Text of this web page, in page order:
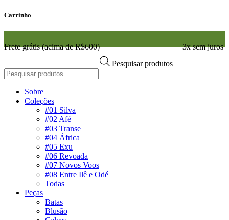
Carrinho
Frete grátis (acima de R$600)
3x sem juros
Pesquisar produtos
Sobre
Coleções
#01 Silva
#02 Afé
#03 Transe
#04 África
#05 Exu
#06 Revoada
#07 Novos Voos
#08 Entre Ilê e Odé
Todas
Peças
Batas
Blusão